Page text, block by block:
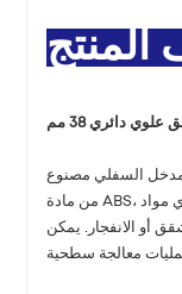
علوي دائري 38 مم
السفلي مصنوع
من مادة ABS، وهو مصنوع بالكامل من مواد خام 100%، دون أي مواد
أو الانفجار. يمكن